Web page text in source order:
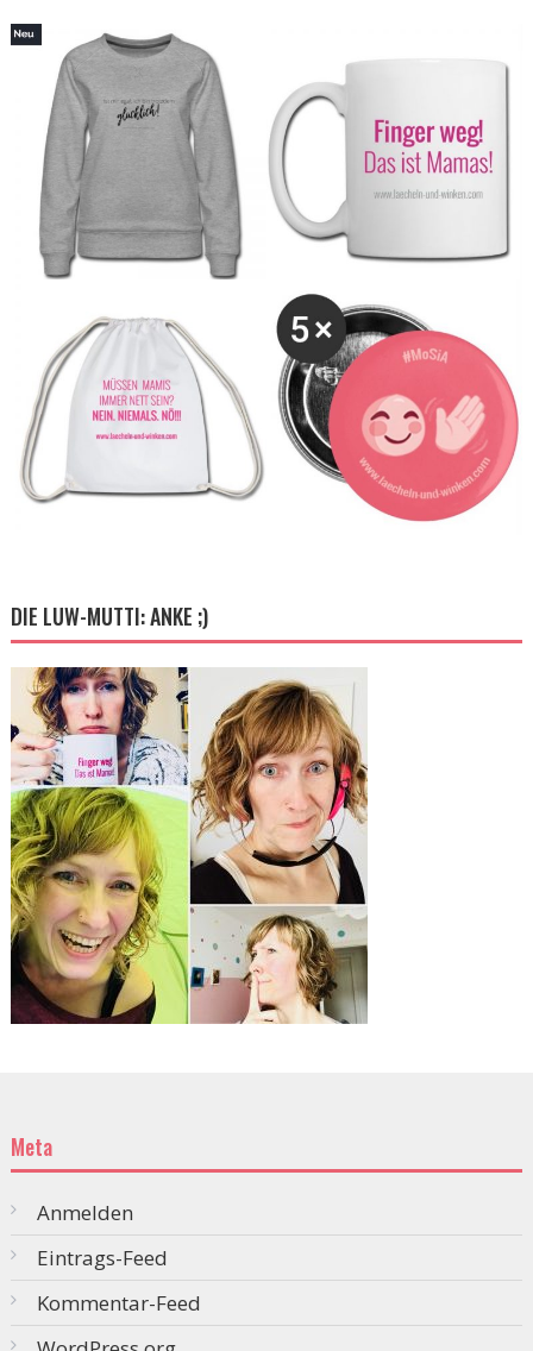
DIE LUW-MUTTI: ANKE ;)
Meta
Anmelden
Eintrags-Feed
Kommentar-Feed